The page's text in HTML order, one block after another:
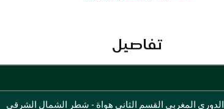
تفاصيل
الدوري المغربي القسم الثاني هواة - شطر الشمال الشرقي